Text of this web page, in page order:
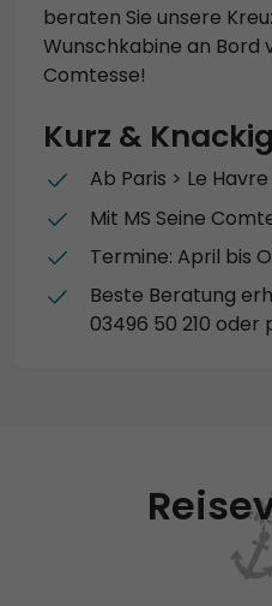
beraten Sie unsere
Wunschkabine an Bord
Comtesse!
Kurz &
Ab Paris > Le
Mit MS Seine
Termine: April bis
Beste Beratung
03496 50 210 oder